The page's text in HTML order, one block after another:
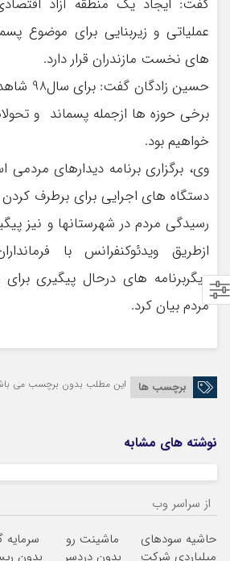
عملیاتی و زیربنایی برای موضوع
های نخست مازندران قرار دارد.
حسین
برخی حوزه ها ازجمله پسماند و
خواهیم بود.
وی، برگزاری برنامه دیدارهای مردمی
دستگاه های اجرایی برای برطرف
رسیدگی مردم در شهرستانها و نیز
ازطریق ویدئوکنفرانس با
دیگربرنامه های درحال پیگیری
مردم بیان کرد.
برچسب ها این مطلب بدون برچسب می
نوشته های مشابه
از سراسر وب
حاشیه سودهای
میلیاردی شرکت
ماشینت رو
بدون دردسر
سرمایه
بدون